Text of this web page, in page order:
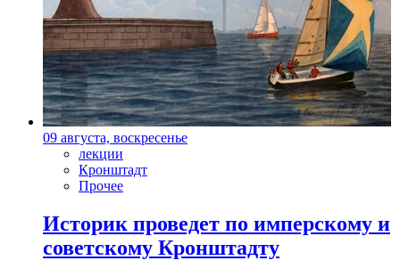
09 августа, воскресенье
лекции
Кронштадт
Прочее
Историк проведет по имперскому и
советскому Кронштадту